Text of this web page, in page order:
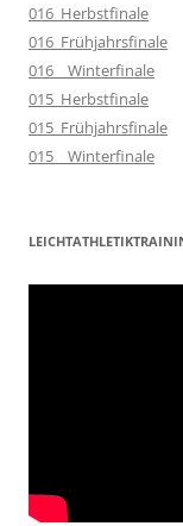
016_Herbstfinale
016_Frühjahrsfinale
016__Winterfinale
015_Herbstfinale
015_Frühjahrsfinale
015__Winterfinale